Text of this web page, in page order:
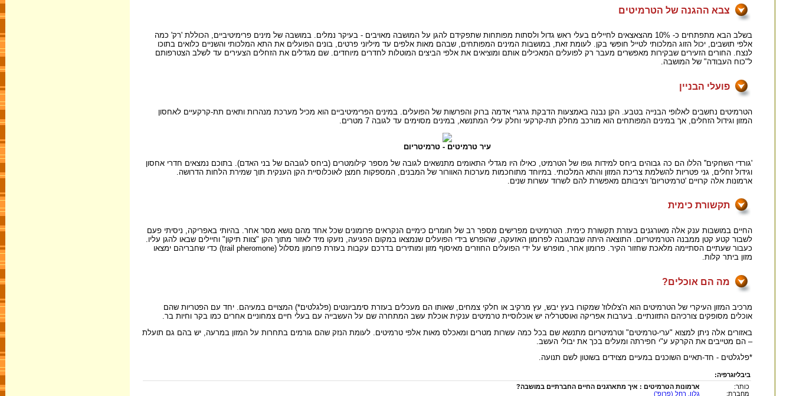
צבא ההגנה של הטרמיטים
בשלב הבא מתפתחים כ- 10% מהצאצאים לחיילים בעלי ראש גדול ולסתות מפותחות שתפקידם להגן על המושבה מאויבים - בעיקר נמלים. במושבה של מינים פרימיטיביים, הכוללת 'רק' כמה
אלפי תושבים, יכול הזוג המלכותי לטייל חופשי בקן. לעומת זאת, במושבות המינים המפותחים, שבהם מאות אלפים עד מיליוני פרטים, בונים הפועלים את התא המלכותי והשניים כלואים בתוכו
לנצח. החורים הזעירים שבקירות מאפשרים מעבר רק לפועלים המאכילים אותם ומוציאים את אלפי הביצים המוטלות לחדרים מיוחדים. שם מגדלים את הזחלים הצעירים עד לשלב הצטרפותם
ל"כוח העבודה" של המושבה.
פועלי הבניין
הטרמיטים נחשבים לאלופי הבנייה בטבע. הקן נבנה באמצעות הדבקת גרגרי אדמה ברוק והפרשות של הפועלים. במינים הפרימיטיביים הוא מכיל מערכת מנהרות ותאים תת-קרקעיים לאחסון
המזון וגידול הזחלים, אך במינים המפותחים הוא מורכב מחלק תת-קרקעי וחלק עילי המתנשא, במינים מסוימים עד לגובה 7 מטרים.
עיר טרמיטים - טרמיטריום
'גורדי השחקים'' הללו הם כה גבוהים ביחס למידות גופו של הטרמיט, כאילו היו מגדלי התאומים מתנשאים לגובה של מספר קילומטרים (ביחס לגובהם של בני האדם). בתוכם נמצאים חדרי אחסון
וגידול זחלים, גני פטריות להשלמת צריכת המזון והתא המלכותי. במיוחד מתוחכמות מערכות האוורור של המבנים, המספקות חמצן לאוכלוסיית הקן הענקית תוך שמירת הלחות הדרושה.
ארמונות אלה קרויים 'טרמיטריום' ויציבותם מאפשרת להם לשרוד עשרות שנים.
תקשורת כימית
החיים במושבות ענק אלה מאורגנים בעזרת תקשורת כימית. הטרמיטים מפרישים מספר רב של חומרים כימיים הנקראים פרומונים שכל אחד מהם נושא מסר אחר. בהיותי באפריקה, ניסיתי פעם
לשבור קטע קטן ממבנה הטרמיטריום. התוצאה היתה שבתגובה לפרומון האזעקה, שהופרש בידי הפועלים שנמצאו במקום הפגיעה, נזעקו מיד לאזור מתוך הקן "צוות תיקון" וחיילים שבאו להגן עליו.
כעבור שעתיים הסתיימה מלאכת שחזור הקיר. פרומון אחר, מופרש על ידי הפועלים החוזרים מאיסוף מזון ומותירים בדרכם עקבות בעזרת פרומון מסלול (trail pheromone) כדי שחבריהם ימצאו
מזון ביתר קלות.
מה הם אוכלים?
מרכיב המזון העיקרי של הטרמיטים הוא ה'צלולוז' שמקורו בעץ יבש, עץ מרקיב או חלקי צמחים, שאותו הם מעכלים בעזרת סימביונטים (פלגלטים*) המצויים במעיהם. יחד עם הפטריות שהם
אוכלים מסופקים צורכיהם התזונתיים. בערבות אפריקה ואוסטרליה יש אוכלוסיית טרמיטים ענקית אוכלת עשב המתחרה שם על העשבייה עם בעלי חיים צמחוניים אחרים כמו בקר וחיות בר.
באזורים אלה ניתן למצוא "ערי-טרמיטים" וטרמיטריום מתנשא שם בכל כמה עשרות מטרים ומאכלס מאות אלפי טרמיטים. לעומת הנזק שהם גורמים בתחרות על המזון במרעה, יש בהם גם תועלת
– הם מטייבים את הקרקע ע"י חפירתה ומעלים בכך את יבולי העשב.
*פלגלטים - חד-תאיים השוכנים במעיים מצוידים בשוטון לשם תנועה.
ביבליוגרפיה:
כותר:
ארמונות הטרמיטים : איך מתארגנים החיים החברתיים במושבה?
מחברת:
גלון, רחל (פרופ')